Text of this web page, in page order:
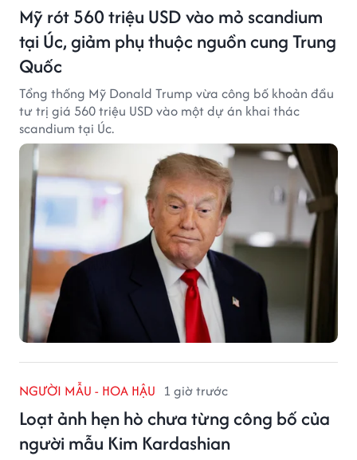
Mỹ rót 560 triệu USD vào mỏ scandium
tại Úc, giảm phụ thuộc nguồn cung Trung
Quốc
Tổng thống Mỹ Donald Trump vừa công bố khoản đầu
tư trị giá 560 triệu USD vào một dự án khai thác
scandium tại Úc.
NGƯỜI MẪU - HOA HẬU 1 giờ trước
Loạt ảnh hẹn hò chưa từng công bố của
người mẫu Kim Kardashian